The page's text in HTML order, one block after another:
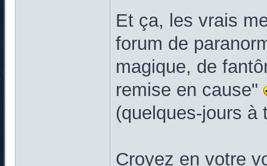
Et ça, les vrais
forum de
magique, de
remise en cause"
(quelques-jours à
Croyez en votre